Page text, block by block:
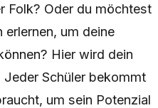
Folk? Oder du möchtest
erlernen, um deine
Hier wird dein
Schüler bekommt
um sein Potenzial